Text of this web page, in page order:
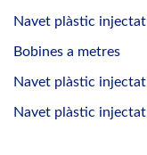
Navet plàstic
Bobines a metres
Navet plàstic
Navet plàstic